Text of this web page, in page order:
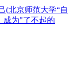
(北京师范大学“自
成为"了不起的